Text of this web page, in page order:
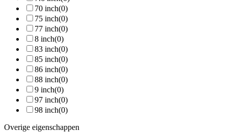
70 inch(0)
75 inch(0)
77 inch(0)
8 inch(0)
83 inch(0)
85 inch(0)
86 inch(0)
88 inch(0)
9 inch(0)
97 inch(0)
98 inch(0)
Overige eigenschappen